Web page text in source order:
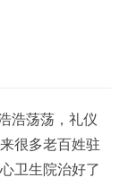
浩荡荡，礼仪
很多老百姓驻
卫生院治好了